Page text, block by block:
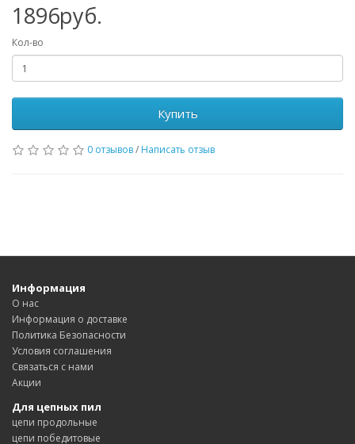
1896руб.
Кол-во
Купить
0 отзывов/ Написать отзыв
Информация
О нас
Информация о доставке
Политика Безопасности
Условия соглашения
Связаться с нами
Акции
Для цепных пил
цепи продольные
цепи победитовые